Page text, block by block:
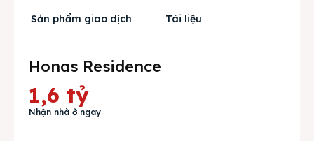
Cho thuê
Liên hệ
Sản phẩm giao dịch Tài liệu
Honas Residence
1,6 tỷ
Nhận nhà ở ngay